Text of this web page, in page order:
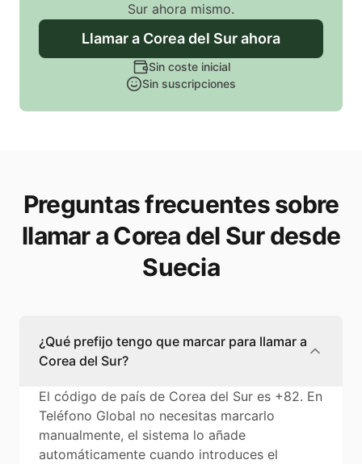
Sur ahora mismo.
Llamara Corea del Surahora
Sin coste inicial
Sin suscripciones
Preguntas frecuentes sobre
llamar a Corea del Sur desde
Suecia
¿Qué prefijo tengo que marcar para llamar a
Corea del Sur?
El código de país de Corea del Sur es +82. En
Teléfono Global no necesitas marcarlo
manualmente, el sistema lo añade
automáticamente cuando introduces el